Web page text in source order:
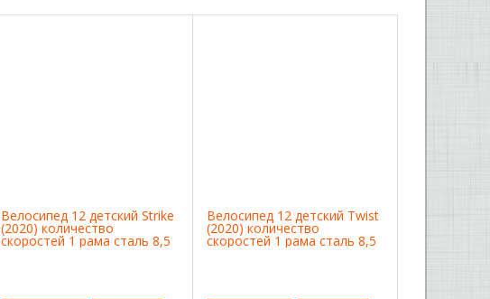
Велосипед 12 детский Strike
(2020) количество
скоростей 1 рама сталь 8,5
черный/зеленый
Велосипед 12 детский Twist
(2020) количество
скоростей 1 рама сталь 8,5
желтый/розовый